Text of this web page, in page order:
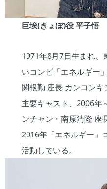
巨埃(きょぼ)役平子悟
1971年8月7日生まれ、
いコンビ「エネルギー
関根勤 座長 カンコンキ
主要キャスト、2006年
ンチャン・南原清隆 座
2016年「エネルギー」
活動している。